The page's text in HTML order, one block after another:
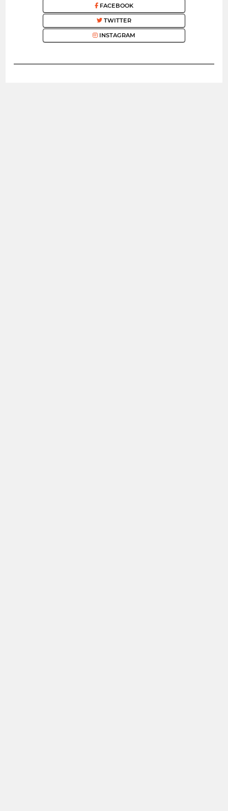
FACEBOOK
TWITTER
INSTAGRAM